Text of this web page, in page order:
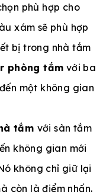
phù hợp cho
xám sẽ phù hợp
bị trong nhà tắm
phòng tắm với ba
một không gian
tắm với sàn tắm
không gian mới
không chỉ giữ lại
còn là điểm nhấn.